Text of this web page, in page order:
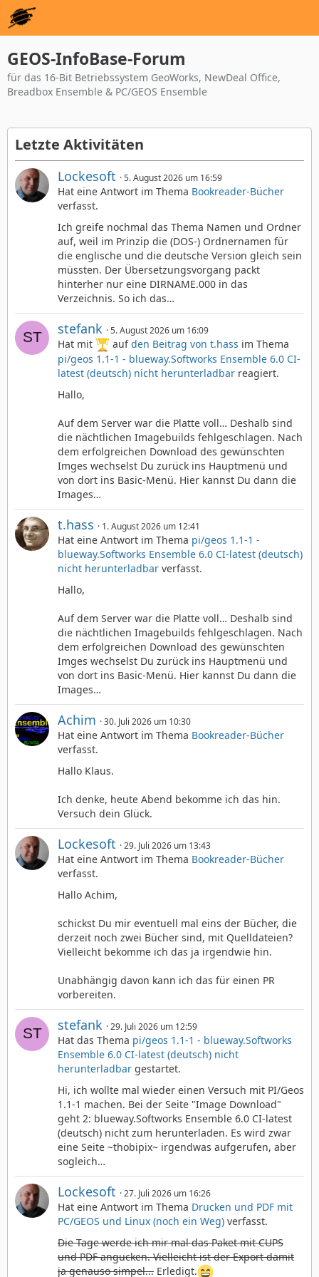
GEOS-InfoBase-Forum
für das 16-Bit Betriebssystem GeoWorks, NewDeal Office,
Breadbox Ensemble & PC/GEOS Ensemble
Letzte Aktivitäten
Lockesoft 5. August 2026 um 16:59
Hat eine Antwort im Thema Bookreader-Bücher
verfasst.
Ich greife nochmal das Thema Namen und Ordner
auf, weil im Prinzip die (DOS-) Ordnernamen für
die englische und die deutsche Version gleich sein
müssten. Der Übersetzungsvorgang packt
hinterher nur eine DIRNAME.000 in das
Verzeichnis. So ich das…
stefank 5. August 2026 um 16:09
Hat mit aufden Beitrag von t.hass im Thema
pi/geos 1.1-1 - blueway.Softworks Ensemble 6.0 CI-
latest (deutsch) nicht herunterladbar reagiert.
Hallo,
Auf dem Server war die Platte voll… Deshalb sind
die nächtlichen Imagebuilds fehlgeschlagen. Nach
dem erfolgreichen Download des gewünschten
Imges wechselst Du zurück ins Hauptmenü und
von dort ins Basic-Menü. Hier kannst Du dann die
Images…
t.hass 1. August 2026 um 12:41
Hat eine Antwort im Thema pi/geos 1.1-1 -
blueway.Softworks Ensemble 6.0 CI-latest (deutsch)
nicht herunterladbar verfasst.
Hallo,
Auf dem Server war die Platte voll… Deshalb sind
die nächtlichen Imagebuilds fehlgeschlagen. Nach
dem erfolgreichen Download des gewünschten
Imges wechselst Du zurück ins Hauptmenü und
von dort ins Basic-Menü. Hier kannst Du dann die
Images…
Achim 30. Juli 2026 um 10:30
Hat eine Antwort im Thema Bookreader-Bücher
verfasst.
Hallo Klaus.
Ich denke, heute Abend bekomme ich das hin.
Versuch dein Glück.
Lockesoft 29. Juli 2026 um 13:43
Hat eine Antwort im Thema Bookreader-Bücher
verfasst.
Hallo Achim,
schickst Du mir eventuell mal eins der Bücher, die
derzeit noch zwei Bücher sind, mit Quelldateien?
Vielleicht bekomme ich das ja irgendwie hin.
Unabhängig davon kann ich das für einen PR
vorbereiten.
stefank 29. Juli 2026 um 12:59
Hat das Thema pi/geos 1.1-1 - blueway.Softworks
Ensemble 6.0 CI-latest (deutsch) nicht
herunterladbar gestartet.
Hi, ich wollte mal wieder einen Versuch mit PI/Geos
1.1-1 machen. Bei der Seite "Image Download"
geht 2: blueway.Softworks Ensemble 6.0 CI-latest
(deutsch) nicht zum herunterladen. Es wird zwar
eine Seite ~thobipix~ irgendwas aufgerufen, aber
sogleich…
Lockesoft 27. Juli 2026 um 16:26
Hat eine Antwort im Thema Drucken und PDF mit
PC/GEOS und Linux (noch ein Weg) verfasst.
Die Tage werde ich mir mal das Paket mit CUPS
und PDF angucken. Vielleicht ist der Export damit
ja genauso simpel... Erledigt.